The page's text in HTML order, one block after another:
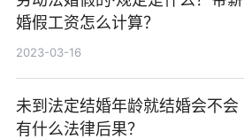
婚假工资怎么计算？
2023-03-16
未到法定结婚年龄就结婚会不会
有什么法律后果？